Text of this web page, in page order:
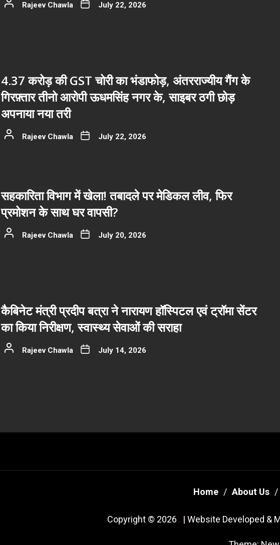
Rajeev Chawla July 22, 2026
4.37 करोड़ की GST चोरी का भंडाफोड़, अंतरराज्यीय गैंग के
गिरफ़्तार तीनो आरोपी ऊधमसिंह नगर के, साइबर ठगी छोड़
अपनाया नया तरी
Rajeev Chawla July 22, 2026
सहकारिता विभाग में खेला! तबादले पर मेडिकल लीव, फिर
प्रमोशन के साथ घर वापसी?
Rajeev Chawla July 20, 2026
कैबिनेट मंत्री प्रदीप बत्रा ने नारायण हॉस्पिटल एवं ट्रॉमा सेंटर
का किया निरीक्षण, स्वास्थ्य सेवाओं की सराहा
Rajeev Chawla July 14, 2026
Home About Us
Copyright © 2026 . | Website Developed &